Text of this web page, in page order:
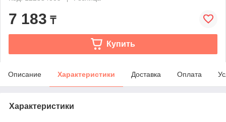
7 183 ₸
Купить
Описание Характеристики Доставка Оплата
Характеристики